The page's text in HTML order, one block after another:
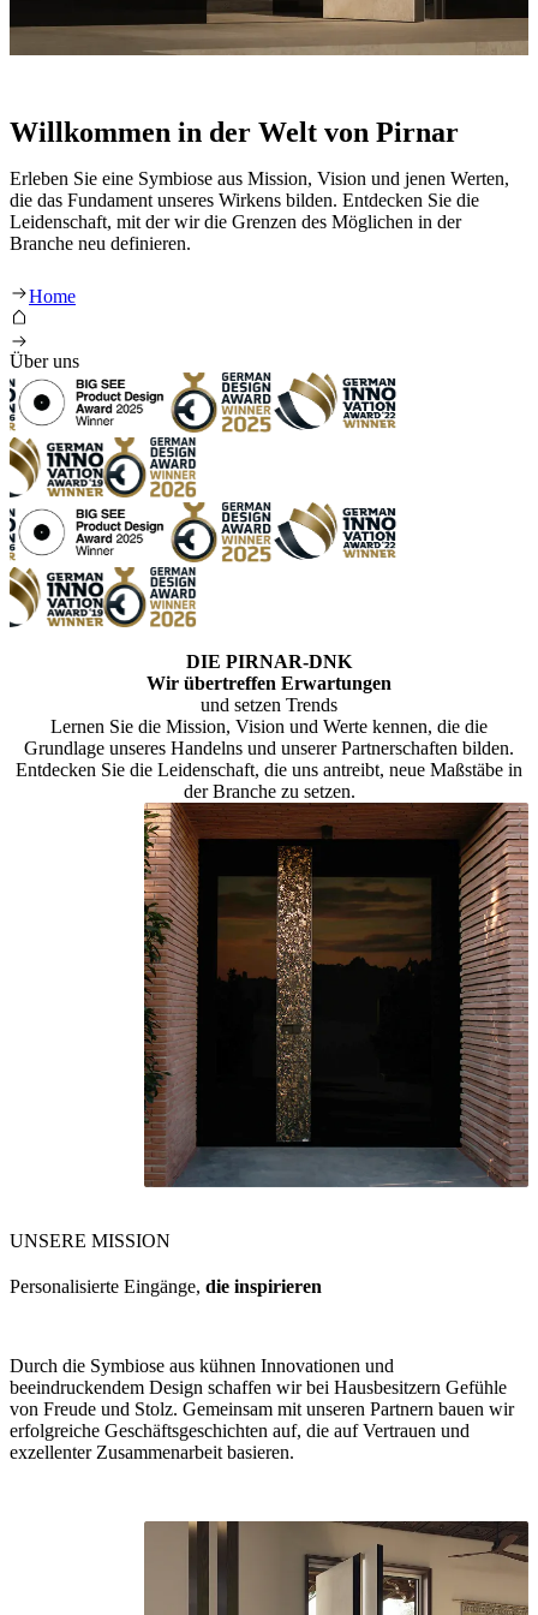
Willkommen in der Welt von Pirnar
Erleben Sie eine Symbiose aus Mission, Vision und jenen Werten,
die das Fundament unseres Wirkens bilden. Entdecken Sie die
Leidenschaft, mit der wir die Grenzen des Möglichen in der
Branche neu definieren.
Pirnar Hersteller hochwertiger
Home
Über uns
DIE PIRNAR-DNK
Wir übertreffen Erwartungen
und setzen Trends
Lernen Sie die Mission, Vision und Werte kennen, die die
Grundlage unseres Handelns und unserer Partnerschaften bilden.
Entdecken Sie die Leidenschaft, die uns antreibt, neue Maßstäbe in
der Branche zu setzen.
UNSERE MISSION
Personalisierte Eingänge, die inspirieren
Durch die Symbiose aus kühnen Innovationen und
beeindruckendem Design schaffen wir bei Hausbesitzern Gefühle
von Freude und Stolz. Gemeinsam mit unseren Partnern bauen wir
erfolgreiche Geschäftsgeschichten auf, die auf Vertrauen und
exzellenter Zusammenarbeit basieren.